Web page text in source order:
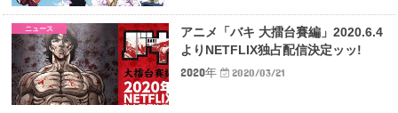
ニュース
アニメ「バキ 大擂台賽編」2020.6.4
よりNETFLIX独占配信決定ッッ!
2020年
2020/03/21